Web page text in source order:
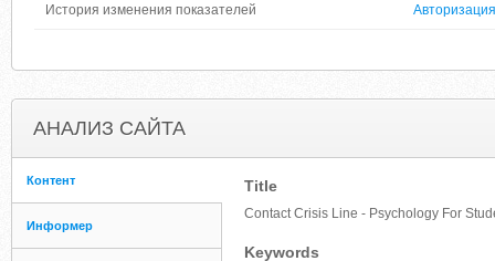
История изменения показателей Авторизация
АНАЛИЗ САЙТА
Контент
Информер
Title
Contact Crisis Line - Psychology For
Keywords